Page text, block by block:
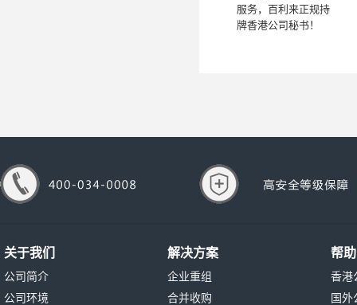
服务，百利来正规持
牌香港公司秘书！
关于我们
公司简介
公司环境
解决方案
企业重组
合并收购
帮
香港
国外